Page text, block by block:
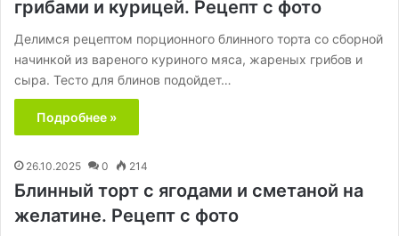
грибами и курицей. Рецепт с фото
Делимся рецептом порционного блинного торта со сборной
начинкой из вареного куриного мяса, жареных грибов и
сыра. Тесто для блинов подойдет…
Подробнее »
26.10.2025 0 214
Блинный торт с ягодами и сметаной на
желатине. Рецепт с фото